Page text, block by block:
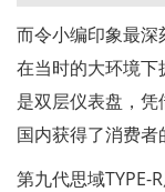
而令小编印象最深
在当时的大环境
是双层仪表盘，
国内获得了消费者
第九代思域TYPE-